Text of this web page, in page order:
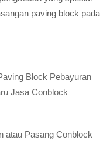
paving block pada
Block Pebayuran
Jasa Conblock
atau Pasang Conblock